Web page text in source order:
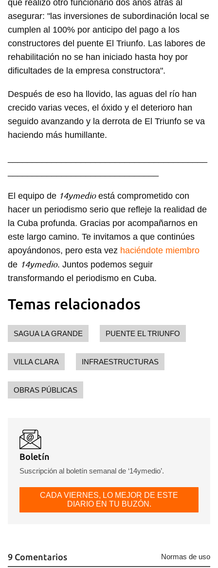
Guardar como favorito
Para poder guardar como favorito, primero has de
INICIAR SESIÓN CANCELAR
que realizó otro funcionario dos años atrás al
asegurar: "las inversiones de subordinación local se
cumplen al 100% por anticipo del pago a los
constructores del puente El Triunfo. Las labores de
rehabilitación no se han iniciado hasta hoy por
dificultades de la empresa constructora".
Después de eso ha llovido, las aguas del río han
crecido varias veces, el óxido y el deterioro han
seguido avanzando y la derrota de El Triunfo se va
haciendo más humillante.
El equipo de 14ymedioestá comprometido con
hacer un periodismo serio que refleje la realidad de
la Cuba profunda. Gracias por acompañarnos en
este largo camino. Te invitamos a que continúes
apoyándonos, pero esta vez haciéndote miembro
de 14ymedio. Juntos podemos seguir
transformando el periodismo en Cuba.
Temas relacionados
SAGUA LA GRANDE PUENTE EL TRIUNFO
VILLA CLARA INFRAESTRUCTURAS
OBRAS PÚBLICAS
Boletín
Suscripción al boletín semanal de ‘14ymedio’.
CADA VIERNES, LO MEJOR DE ESTE
DIARIO EN TU BUZÓN.
9 Comentarios Normas de uso